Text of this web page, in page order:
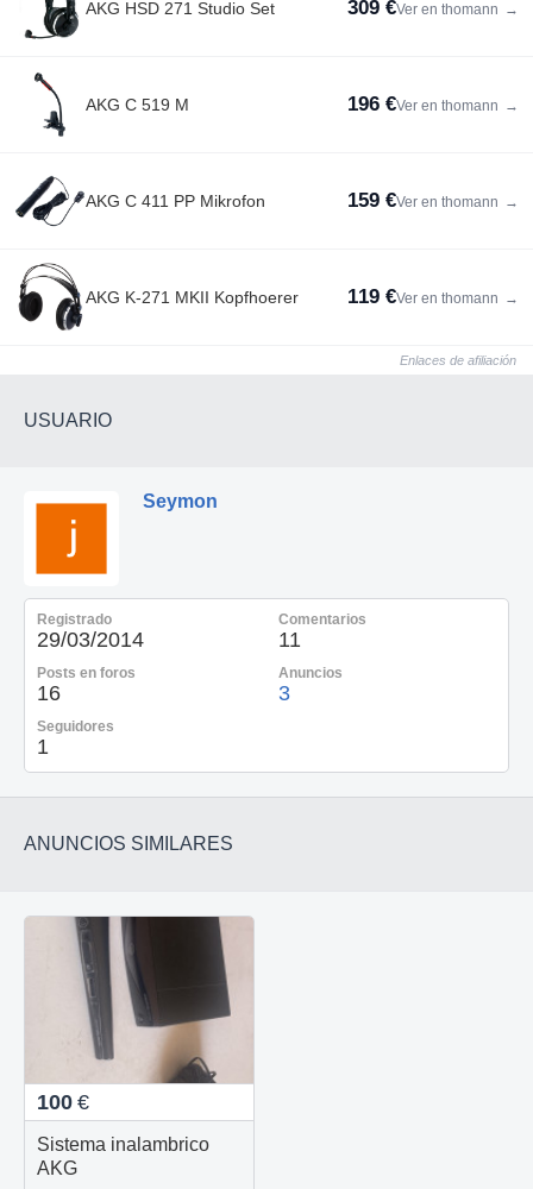
AKG HSD 271 Studio Set 309 €Ver en thomann →
AKG C 519 M 196 €Ver en thomann →
AKG C 411 PP Mikrofon 159 €Ver en thomann →
AKG K-271 MKII Kopfhoerer 119 €Ver en thomann →
Enlaces de afiliación
USUARIO
Seymon
Registrado
29/03/2014
Comentarios
11
Posts en foros
16
Anuncios
3
Seguidores
1
ANUNCIOS SIMILARES
100 €
Sistema inalambrico
AKG